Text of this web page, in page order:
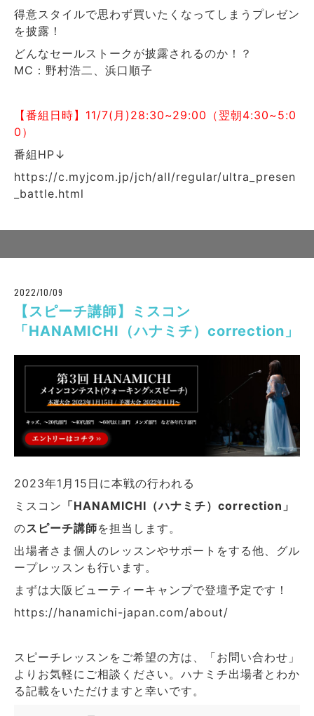
得意スタイルで思わず買いたくなってしまうプレゼン
を披露！
どんなセールストークが披露されるのか！？
MC：野村浩二、浜口順子
【番組日時】11/7(月)28:30~29:00（翌朝4:30~5:0
0）
番組HP↓
https://c.myjcom.jp/jch/all/regular/ultra_presen
_battle.html
2022/10/09
【スピーチ講師】ミスコン
「HANAMICHI（ハナミチ）correction」
2023年1月15日に本戦の行われる
ミスコン 「HANAMICHI（ハナミチ）correction」
のスピーチ講師を担当します。
出場者さま個人のレッスンやサポートをする他、グル
ープレッスンも行います。
まずは大阪ビューティーキャンプで登壇予定です！
https://hanamichi-japan.com/about/
スピーチレッスンをご希望の方は、「お問い合わせ」
よりお気軽にご相談ください。ハナミチ出場者とわか
る記載をいただけますと幸いです。